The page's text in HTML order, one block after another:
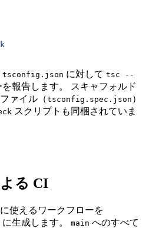
tsconfig.json に対して tsc --
報告します。 スキャフォルド
ァイル（tsconfig.spec.json ）
スクリプトも同梱されていま
る CI
使えるワークフローを
に生成します。 main へのすべて